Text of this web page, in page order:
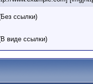
ссылки)
виде ссылки)